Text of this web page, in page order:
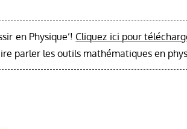
en Physique’! Cliquez ici pour
parler les outils mathématiques en